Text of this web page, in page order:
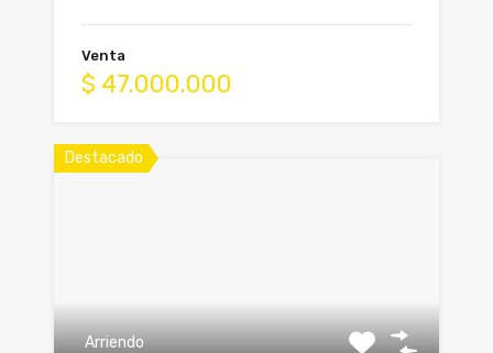
Venta
$ 47.000.000
Destacado
Arriendo